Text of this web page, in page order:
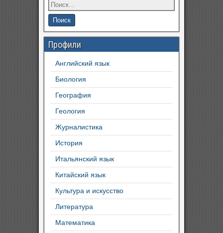
Профили
Английский язык
Биология
География
Геология
Журналистика
История
Итальянский язык
Китайский язык
Культура и искусство
Литература
Математика